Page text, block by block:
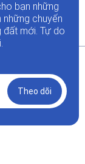
bạn những
những chuyến
đất mới. Tự do
Theo dõi